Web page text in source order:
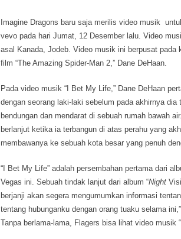
Imagine Dragons baru saja merilis video musik
vevo pada hari Jumat, 12 Desember lalu. Video
asal Kanada, Jodeb. Video musik ini berpusat pada
film “The Amazing Spider-Man 2,” Dane DeHaan.
Pada video musik “I Bet My Life,” Dane DeHaan
dengan seorang laki-laki sebelum pada akhirnya dia
bendungan dan mendarat di sebuah rumah bawah
berlanjut ketika ia terbangun di atas perahu yang
membawanya ke sebuah kota besar yang penuh
“I Bet My Life” adalah persembahan pertama dari
Vegas ini. Sebuah tindak lanjut dari album “Night
berjanji akan segera mengumumkan informasi
tentang hubunganku dengan orang tuaku selama
Tanpa berlama-lama, Flagers bisa lihat video musik